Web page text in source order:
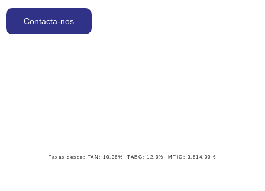
Contacta-nos
Taxas desde: TAN:10,36% TAEG:12,0% MTIC: 3.614,00 €